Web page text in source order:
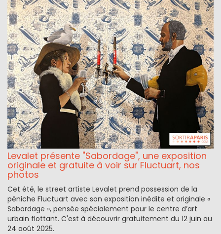
Levalet présente "Sabordage", une exposition
originale et gratuite à voir sur Fluctuart, nos
photos
Cet été, le street artiste Levalet prend possession de la
péniche Fluctuart avec son exposition inédite et originale «
Sabordage », pensée spécialement pour le centre d’art
urbain flottant. C'est à découvrir gratuitement du 12 juin au
24 août 2025.